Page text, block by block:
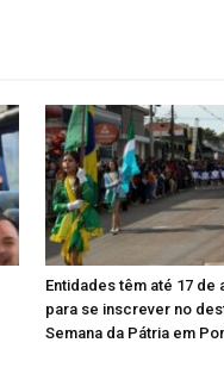
Entidades têm até 17 de
para se inscrever no
Semana da Pátria em